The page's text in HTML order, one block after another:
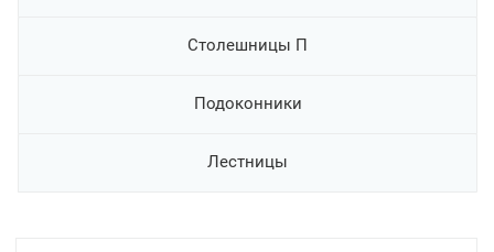
Столешницы П
Подоконники
Лестницы